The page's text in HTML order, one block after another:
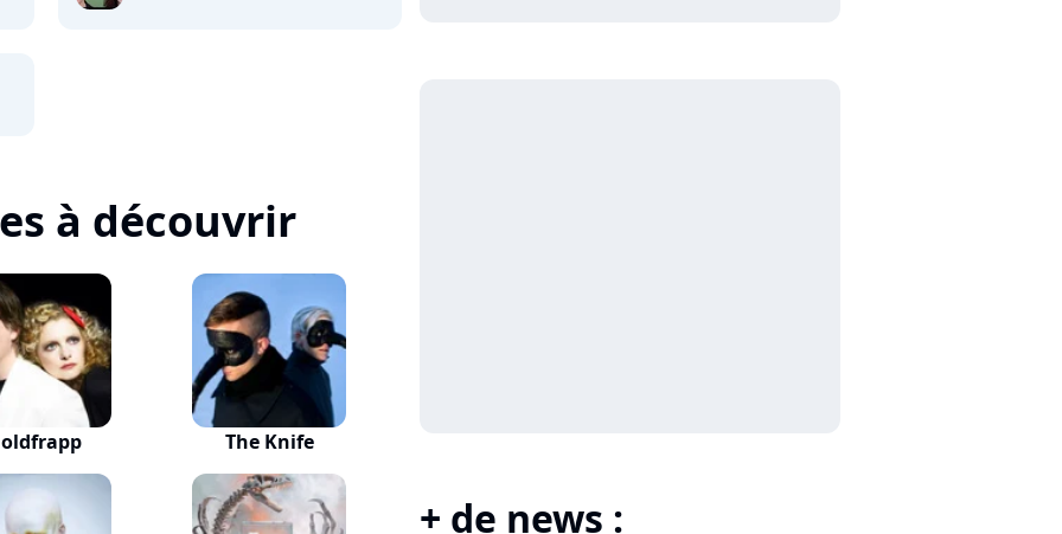
à découvrir
The Knife
+ de news :